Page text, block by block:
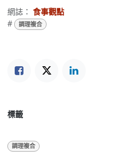
網誌： 食事觀點
#
調理複合
標籤
調理複合